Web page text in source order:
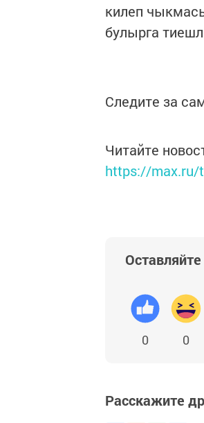
килеп
булырга
Следите за
Читайте
https://max.ru/
0 0
Расскажите